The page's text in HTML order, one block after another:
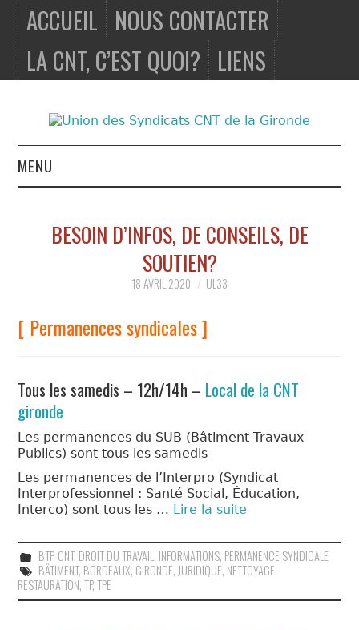
ACCUEIL NOUS CONTACTER
LA CNT, C’EST QUOI? LIENS
MENU
NOUS
CONTACTER
LA CNT, C’EST
LIENS
BESOIN D’INFOS, DE CONSEILS, DE
SOUTIEN?
18 AVRIL 2020 UL33
[ Permanences syndicales ]
Tous les samedis – 12h/14h – Local de la CNT
gironde
Les permanences du SUB (Bâtiment Travaux
Publics) sont tous les samedis
Les permanences de l’Interpro (Syndicat
Interprofessionnel : Santé Social, Éducation,
Interco) sont tous les … Lire la suite
BTP, CNT, DROIT DU TRAVAIL, INFORMATIONS, PERMANENCE SYNDICALE
BÂTIMENT, BORDEAUX, GIRONDE, JURIDIQUE, NETTOYAGE,
RESTAURATION, TP, TPE